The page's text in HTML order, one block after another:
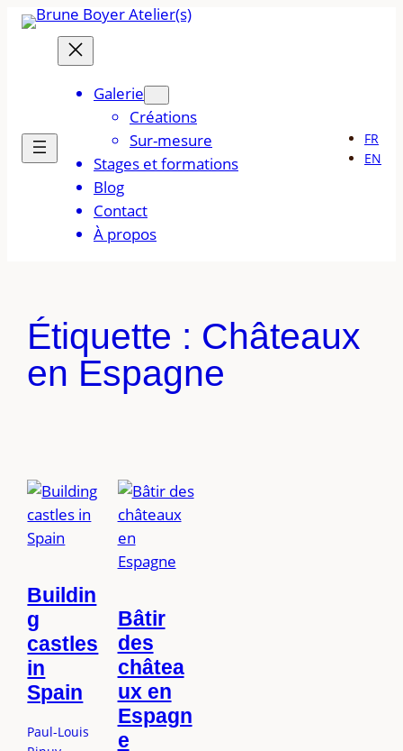
Aller
contenu
Galerie
Créations
Sur-mesure
Stages et formations
Blog
Contact
À propos
FR
EN
Étiquette : Châteaux
en Espagne
Buildin
g
castles
in
Spain
Paul-Louis
Bâtir
des
châtea
ux en
Espagn
e